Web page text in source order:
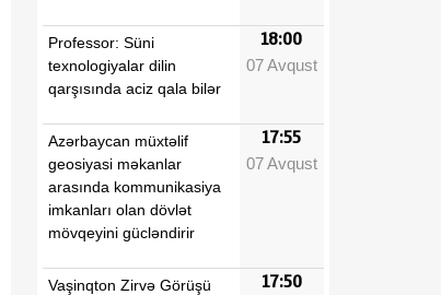
Professor: Süni
texnologiyalar dilin
qarşısında aciz qala bilər
18:00
07 Avqust
Azərbaycan müxtəlif
geosiyasi məkanlar
arasında kommunikasiya
imkanları olan dövlət
mövqeyini gücləndirir
17:55
07 Avqust
Vaşinqton Zirvə Görüşü
17:50